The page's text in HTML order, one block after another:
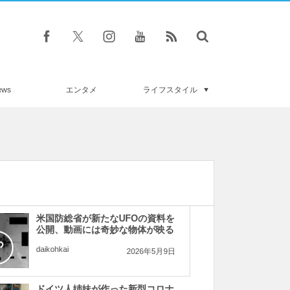
エンタメ ライフスタイル
米国防総省が新たなUFOの資料を
公開、動画には奇妙な物体が映る
daikohkai 2026年5月9日